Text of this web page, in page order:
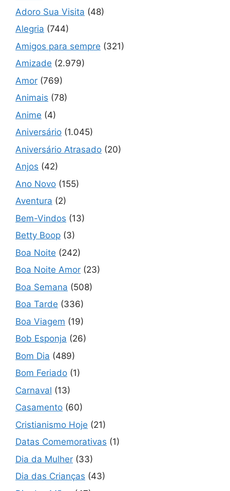
Adoro Sua Visita (48)
Alegria (744)
Amigos para sempre (321)
Amizade (2.979)
Amor (769)
Animais (78)
Anime (4)
Aniversário (1.045)
Aniversário Atrasado (20)
Anjos (42)
Ano Novo (155)
Aventura (2)
Bem-Vindos (13)
Betty Boop (3)
Boa Noite (242)
Boa Noite Amor (23)
Boa Semana (508)
Boa Tarde (336)
Boa Viagem (19)
Bob Esponja (26)
Bom Dia (489)
Bom Feriado (1)
Carnaval (13)
Casamento (60)
Cristianismo Hoje (21)
Datas Comemorativas (1)
Dia da Mulher (33)
Dia das Crianças (43)